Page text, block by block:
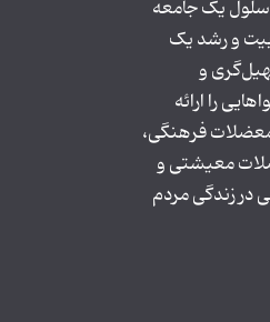
سلول یک جامعه
و رشد یک
و
را ارائه
فرهنگی،
معیشتی و
زندگی مردم